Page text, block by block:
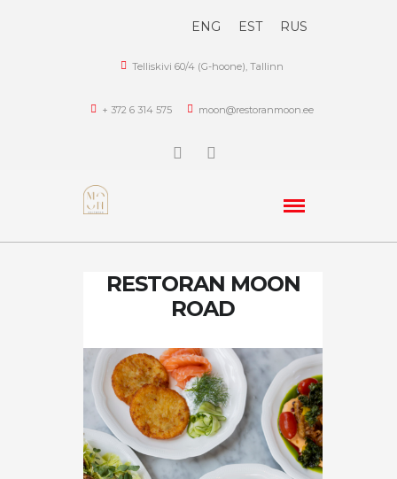
ENG EST RUS
Telliskivi 60/4 (G-hoone), Tallinn
+ 372 6 314 575 moon@restoranmoon.ee
RESTORAN MOON
ROAD